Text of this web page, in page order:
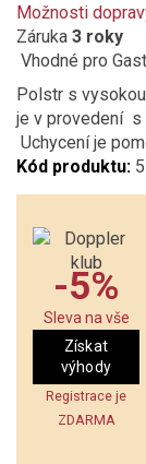
Možnosti
Záruka 3 roky
Vhodné pro
Polstr s
je v provedení s
Uchycení je
Kód produktu:
-5%
Sleva na vše
Získat
výhody
Registrace je
ZDARMA